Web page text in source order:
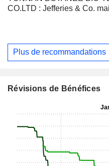
CO.LTD : Jefferies & Co.
Plus de recommandations
Révisions de Bénéfices